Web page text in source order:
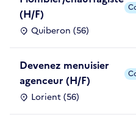
(H/F)
Quiberon (56)
Devenez menuisier
agenceur (H/F)
Lorient (56)